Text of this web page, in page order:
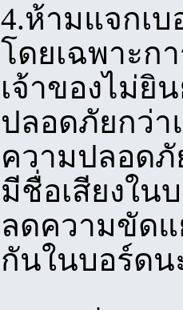
4.ห้ามแจกเบ
โดยเฉพาะก
เจ้าของไม่ยิ
ปลอดภัยกว่า
ความปลอด
มีชื่อเสียงใน
ลดความขัดแ
กันในบอร์ดน